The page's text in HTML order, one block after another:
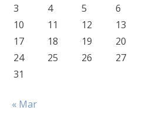
3 4 5 6
10
11 12 13
17
18 19 20
24
25 26 27
31
« Mar